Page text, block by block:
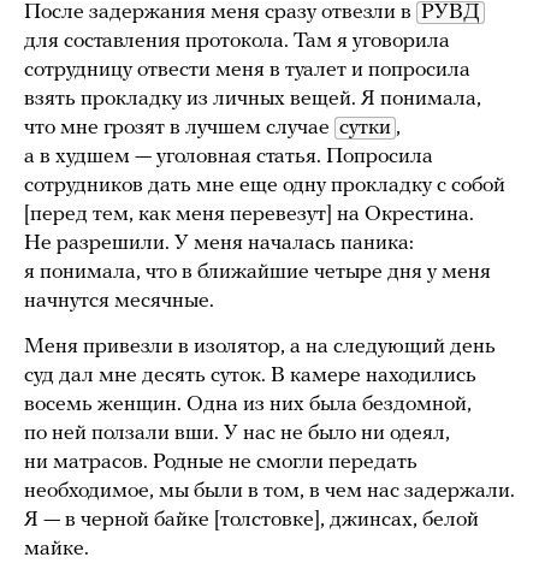
После задержания меня сразу отвезли в РУВД
для составления протокола. Там я уговорила
сотрудницу отвести меня в туалет и попросила
взять прокладку из личных вещей. Я понимала,
что мне грозят в лучшем случае сутки ,
а в худшем — уголовная статья. Попросила
сотрудников дать мне еще одну прокладку с собой
[перед тем, как меня перевезут] на Окрестина.
Не разрешили. У меня началась паника:
я понимала, что в ближайшие четыре дня у меня
начнутся месячные.
Меня привезли в изолятор, а на следующий день
суд дал мне десять суток. В камере находились
восемь женщин. Одна из них была бездомной,
по ней ползали вши. У нас не было ни одеял,
ни матрасов. Родные не смогли передать
необходимое, мы были в том, в чем нас задержали.
Я — в черной байке [толстовке], джинсах, белой
майке.